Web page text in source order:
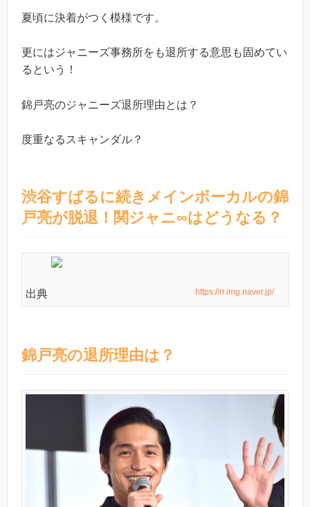
夏頃に決着がつく模様です。
更にはジャニーズ事務所をも退所する意思も固めてい
るという！
錦戸亮のジャニーズ退所理由とは？
度重なるスキャンダル？
渋谷すばるに続きメインボーカルの錦
戸亮が脱退！関ジャニ∞はどうなる？
出典 https://rr.img.naver.jp/
錦戸亮の退所理由は？